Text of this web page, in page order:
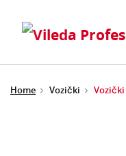
Home Vozički Vozički